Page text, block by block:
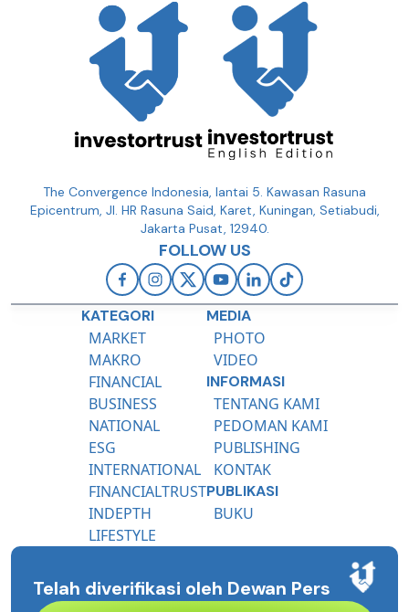
The Convergence Indonesia, lantai 5. Kawasan Rasuna
Epicentrum, Jl. HR Rasuna Said, Karet, Kuningan, Setiabudi,
Jakarta Pusat, 12940.
FOLLOW US
KATEGORI
MARKET
MAKRO
FINANCIAL
BUSINESS
NATIONAL
ESG
INTERNATIONAL
FINANCIALTRUST
INDEPTH
LIFESTYLE
MEDIA
PHOTO
VIDEO
INFORMASI
TENTANG KAMI
PEDOMAN KAMI
PUBLISHING
KONTAK
PUBLIKASI
BUKU
Telah diverifikasi oleh Dewan Pers